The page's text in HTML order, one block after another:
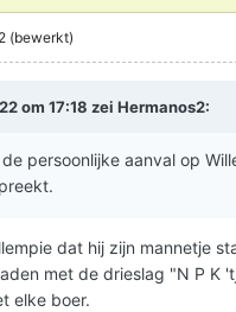
(bewerkt)
om 17:18 zei Hermanos2:
persoonlijke aanval op
dat hij zijn mannetje
met de drieslag "N P K
elke boer.